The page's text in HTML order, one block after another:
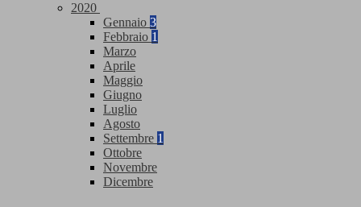
2020
Gennaio 3
Febbraio 1
Marzo
Aprile
Maggio
Giugno
Luglio
Agosto
Settembre 1
Ottobre
Novembre
Dicembre